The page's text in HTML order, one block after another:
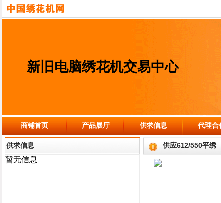
新旧电脑绣花机交易中心
商铺首页 产品展厅 供求信息 代理合
供求信息
暂无信息
供应612/550平绣